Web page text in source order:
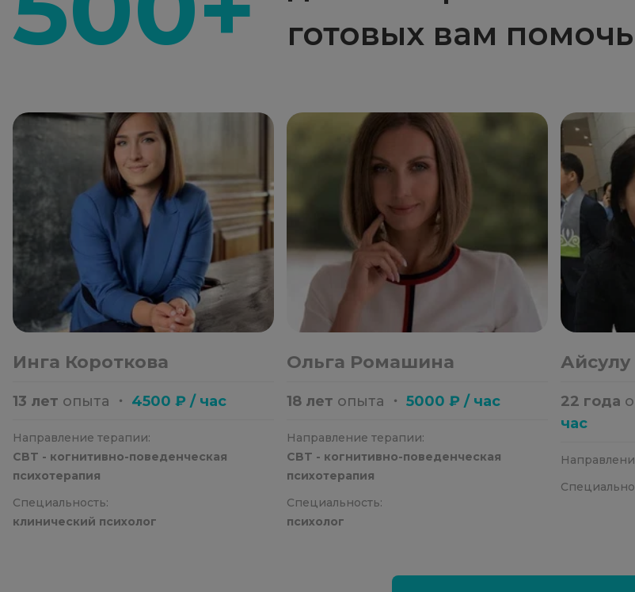
готовых вам помочь
Инга Короткова
13 лет опыта ・ 4500 ₽ / час
Направление терапии:
CBT - когнитивно-поведенческая
психотерапия
Специальность:
клинический психолог
Ольга Ромашина
18 лет опыта ・ 5000 ₽ / час
Направление терапии:
CBT - когнитивно-поведенческая
психотерапия
Специальность:
психолог
Айсулу
22 года
час